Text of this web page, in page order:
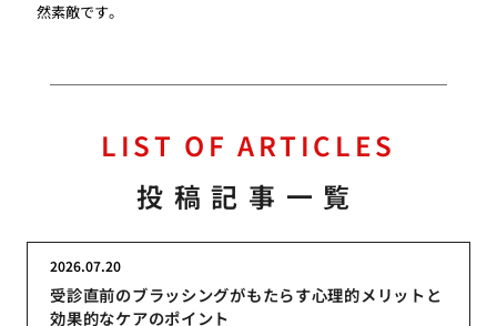
然素敵です。
LIST OF ARTICLES
投稿記事一覧
受診直前のブラッシングがもたらす心理的メリットと
効果的なケアのポイント
2026.07.20